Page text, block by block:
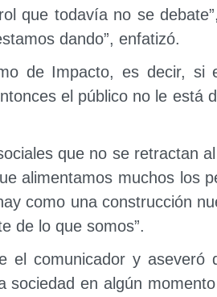
que todavía no se
dando”, enfatizó.
de Impacto, es decir, si
el público no le está
que no se retractan
alimentamos muchos los
como una construcción
de lo que somos”.
el comunicador y aseveró
sociedad en algún